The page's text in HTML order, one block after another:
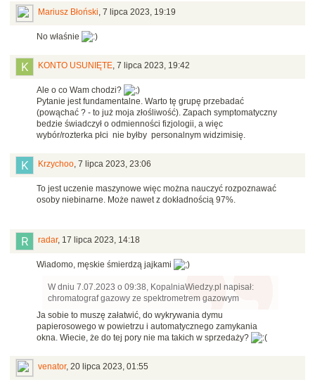
Mariusz Błoński, 7 lipca 2023, 19:19
No właśnie
KONTO USUNIĘTE, 7 lipca 2023, 19:42
Ale o co Wam chodzi?
Pytanie jest fundamentalne. Warto tę grupę przebadać
(powąchać ? - to już moja złośliwość). Zapach symptomatyczny
bedzie świadczył o odmienności fizjologii, a więc
wybór/rozterka płci nie byłby personalnym widzimisię.
Krzychoo, 7 lipca 2023, 23:06
To jest uczenie maszynowe więc można nauczyć rozpoznawać
osoby niebinarne. Może nawet z dokładnością 97%.
radar, 17 lipca 2023, 14:18
Wiadomo, męskie śmierdzą jajkami
W dniu 7.07.2023 o 09:38, KopalniaWiedzy.pl napisał:
chromatograf gazowy ze spektrometrem gazowym
Ja sobie to muszę załatwić, do wykrywania dymu
papierosowego w powietrzu i automatycznego zamykania
okna. Wiecie, że do tej pory nie ma takich w sprzedaży?
venator, 20 lipca 2023, 01:55